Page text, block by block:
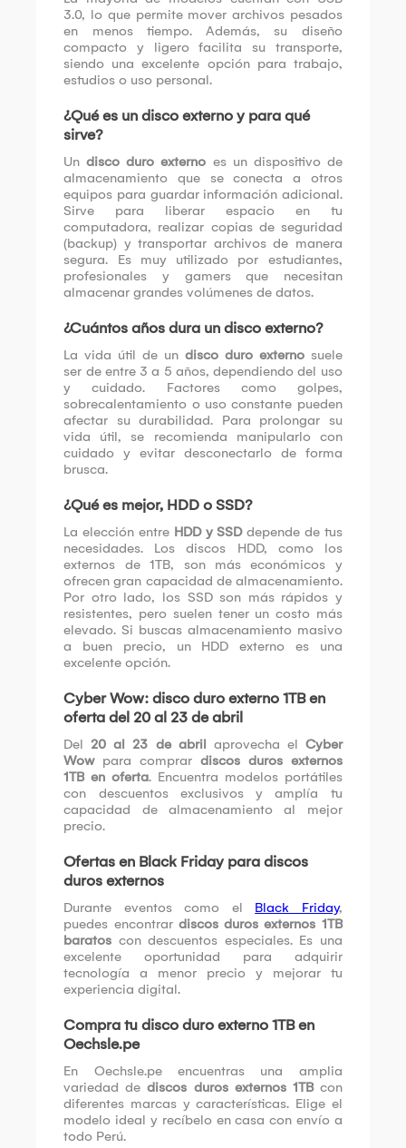
3.0, lo que permite mover archivos pesados
en menos tiempo. Además, su diseño
compacto y ligero facilita su transporte,
siendo una excelente opción para trabajo,
estudios o uso personal.
¿Qué es un disco externo y para qué
sirve?
Undisco duro externo es un dispositivo de
almacenamiento que se conecta a otros
equipos para guardar información adicional.
Sirve para liberar espacio en tu
computadora, realizar copias de seguridad
(backup) y transportar archivos de manera
segura. Es muy utilizado por estudiantes,
profesionales y gamers que necesitan
almacenar grandes volúmenes de datos.
¿Cuántos años dura un disco externo?
La vida útil de un disco duro externosuele
ser de entre 3 a 5 años, dependiendo del uso
y cuidado. Factores como golpes,
sobrecalentamiento o uso constante pueden
afectar su durabilidad. Para prolongar su
vida útil, se recomienda manipularlo con
cuidado y evitar desconectarlo de forma
brusca.
¿Qué es mejor, HDD o SSD?
La elección entre HDD y SSDdepende de tus
necesidades. Los discos HDD, como los
externos de 1TB, son más económicos y
ofrecen gran capacidad de almacenamiento.
Por otro lado, los SSD son más rápidos y
resistentes, pero suelen tener un costo más
elevado. Si buscas almacenamiento masivo
a buen precio, un HDD externo es una
excelente opción.
Cyber Wow: disco duro externo 1TB en
oferta del 20 al 23 de abril
Del20 al 23 de abril aprovecha el Cyber
Wowpara comprar discos duros externos
1TB en oferta. Encuentra modelos portátiles
con descuentos exclusivos y amplía tu
capacidad de almacenamiento al mejor
precio.
Ofertas en Black Friday para discos
duros externos
Durante eventos como el Black Friday,
puedes encontrar discos duros externos 1TB
baratos con descuentos especiales. Es una
excelente oportunidad para adquirir
tecnología a menor precio y mejorar tu
experiencia digital.
Compra tu disco duro externo 1TB en
Oechsle.pe
En Oechsle.pe encuentras una amplia
variedad dediscos duros externos 1TBcon
diferentes marcas y características. Elige el
modelo ideal y recíbelo en casa con envío a
todo Perú.